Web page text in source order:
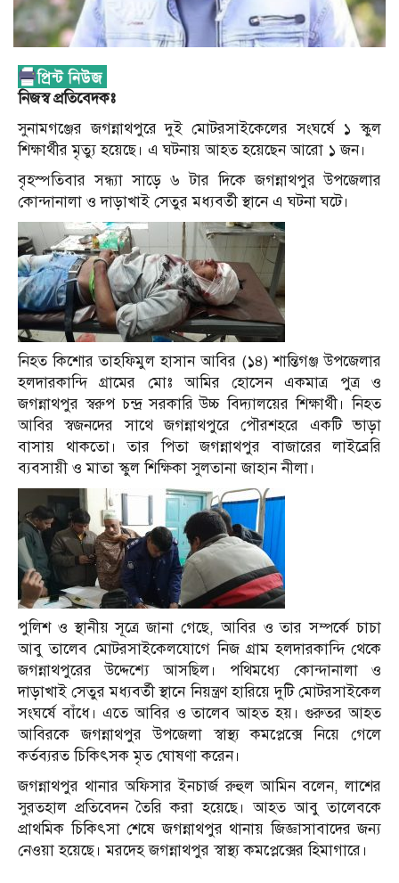
নিজস্ব প্রতিবেদকঃ
সুনামগঞ্জের জগন্নাথপুরে দুই মোটরসাইকেলের সংঘর্ষে ১ স্কুল
শিক্ষার্থীর মৃত্যু হয়েছে। এ ঘটনায় আহত হয়েছেন আরো ১ জন।
বৃহস্পতিবার সন্ধ্যা সাড়ে ৬ টার দিকে জগন্নাথপুর উপজেলার
কোন্দানালা ও দাড়াখাই সেতুর মধ্যবর্তী স্থানে এ ঘটনা ঘটে।
নিহত কিশোর তাহফিমুল হাসান আবির (১৪) শান্তিগঞ্জ উপজেলার
হলদারকান্দি গ্রামের মোঃ আমির হোসেন একমাত্র পুত্র ও
জগন্নাথপুর স্বরুপ চন্দ্র সরকারি উচ্চ বিদ্যালয়ের শিক্ষার্থী। নিহত
আবির স্বজনদের সাথে জগন্নাথপুরে পৌরশহরে একটি ভাড়া
বাসায় থাকতো। তার পিতা জগন্নাথপুর বাজারের লাইব্রেরি
ব্যবসায়ী ও মাতা স্কুল শিক্ষিকা সুলতানা জাহান নীলা।
পুলিশ ও স্থানীয় সূত্রে জানা গেছে, আবির ও তার সম্পর্কে চাচা
আবু তালেব মোটরসাইকেলযোগে নিজ গ্রাম হলদারকান্দি থেকে
জগন্নাথপুরের উদ্দেশ্যে আসছিল। পথিমধ্যে কোন্দানালা ও
দাড়াখাই সেতুর মধ্যবর্তী স্থানে নিয়ন্ত্রণ হারিয়ে দুটি মোটরসাইকেল
সংঘর্ষে বাঁধে। এতে আবির ও তালেব আহত হয়। গুরুতর আহত
আবিরকে জগন্নাথপুর উপজেলা স্বাস্থ্য কমপ্লেক্সে নিয়ে গেলে
কর্তব্যরত চিকিৎসক মৃত ঘোষণা করেন।
জগন্নাথপুর থানার অফিসার ইনচার্জ রুহুল আমিন বলেন, লাশের
সুরতহাল প্রতিবেদন তৈরি করা হয়েছে। আহত আবু তালেবকে
প্রাথমিক চিকিৎসা শেষে জগন্নাথপুর থানায় জিজ্ঞাসাবাদের জন্য
নেওয়া হয়েছে। মরদেহ জগন্নাথপুর স্বাস্থ্য কমপ্লেক্সের হিমাগারে।